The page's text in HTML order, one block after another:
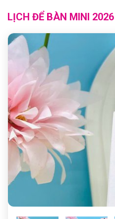
LỊCH ĐỂ BÀN MINI 2026
Previous